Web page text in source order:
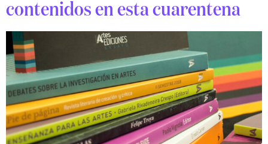
contenidos en esta cuarentena